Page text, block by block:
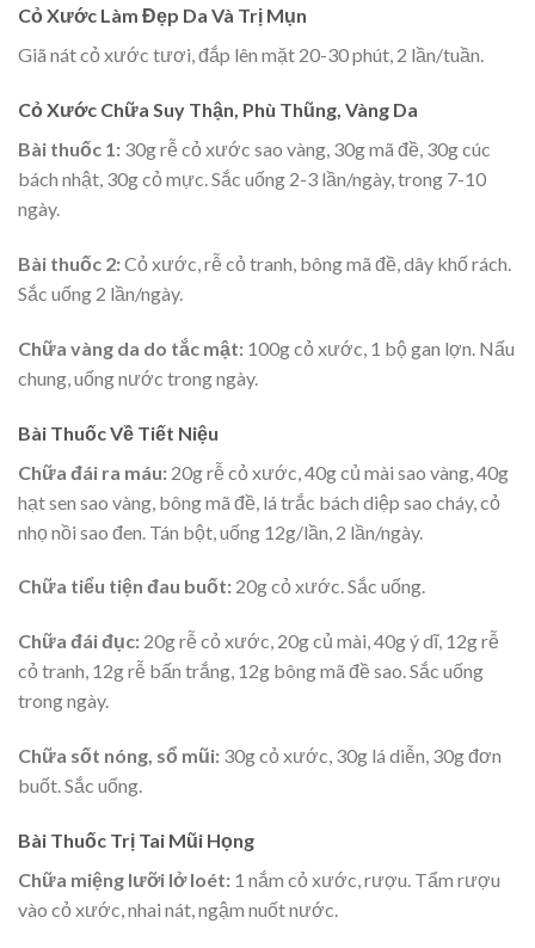
Cỏ Xước Làm Đẹp Da Và Trị Mụn
Giã nát cỏ xước tươi, đắp lên mặt 20-30 phút, 2 lần/tuần.
Cỏ Xước Chữa Suy Thận, Phù Thũng, Vàng Da
Bài thuốc 1: 30g rễ cỏ xước sao vàng, 30g mã đề, 30g cúc
bách nhật, 30g cỏ mực. Sắc uống 2-3 lần/ngày, trong 7-10
ngày.
Bài thuốc 2:Cỏ xước, rễ cỏ tranh, bông mã đề, dây khố rách.
Sắc uống 2 lần/ngày.
Chữa vàng da do tắc mật: 100g cỏ xước, 1 bộ gan lợn. Nấu
chung, uống nước trong ngày.
Bài Thuốc Về Tiết Niệu
Chữa đái ra máu: 20g rễ cỏ xước, 40g củ mài sao vàng, 40g
hạt sen sao vàng, bông mã đề, lá trắc bách diệp sao cháy, cỏ
nhọ nồi sao đen. Tán bột, uống 12g/lần, 2 lần/ngày.
Chữa tiểu tiện đau buốt: 20g cỏ xước. Sắc uống.
Chữa đái đục: 20g rễ cỏ xước, 20g củ mài, 40g ý dĩ, 12g rễ
cỏ tranh, 12g rễ bấn trắng, 12g bông mã đề sao. Sắc uống
trong ngày.
Chữa sốt nóng, sổ mũi: 30g cỏ xước, 30g lá diễn, 30g đơn
buốt. Sắc uống.
Bài Thuốc Trị Tai Mũi Họng
Chữa miệng lưỡi lở loét: 1 nắm cỏ xước, rượu. Tẩm rượu
vào cỏ xước, nhai nát, ngậm nuốt nước.